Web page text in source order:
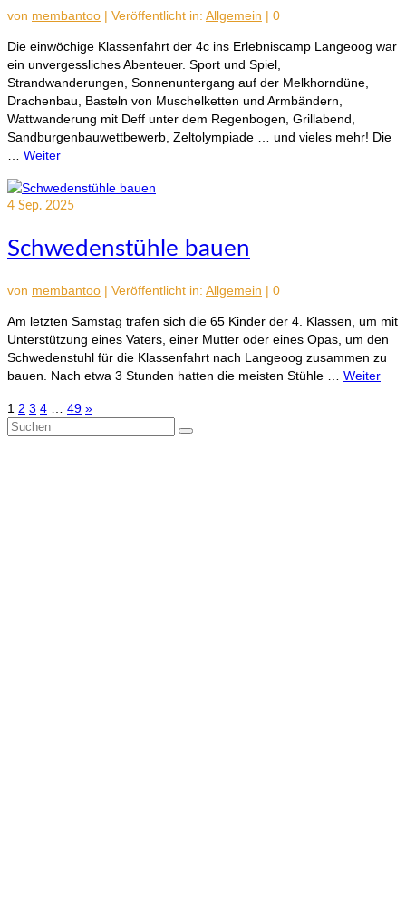
von membantoo | Veröffentlicht in: Allgemein | 0
Die einwöchige Klassenfahrt der 4c ins Erlebniscamp Langeoog war
ein unvergessliches Abenteuer. Sport und Spiel,
Strandwanderungen, Sonnenuntergang auf der Melkhorndüne,
Drachenbau, Basteln von Muschelketten und Armbändern,
Wattwanderung mit Deff unter dem Regenbogen, Grillabend,
Sandburgenbauwettbewerb, Zeltolympiade … und vieles mehr! Die
… Weiter
4 Sep. 2025
Schwedenstühle bauen
von membantoo | Veröffentlicht in: Allgemein | 0
Am letzten Samstag trafen sich die 65 Kinder der 4. Klassen, um mit
Unterstützung eines Vaters, einer Mutter oder eines Opas, um den
Schwedenstuhl für die Klassenfahrt nach Langeoog zusammen zu
bauen. Nach etwa 3 Stunden hatten die meisten Stühle … Weiter
Seitennummerierung
der
1 2 3 4 … 49 »
Suchen